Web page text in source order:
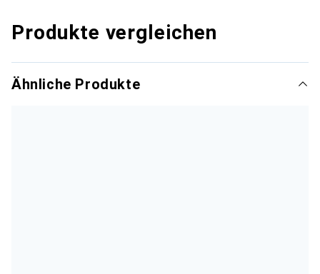
Produkte vergleichen
Ähnliche Produkte